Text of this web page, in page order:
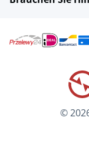
©